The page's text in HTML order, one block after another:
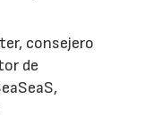
consejero
de